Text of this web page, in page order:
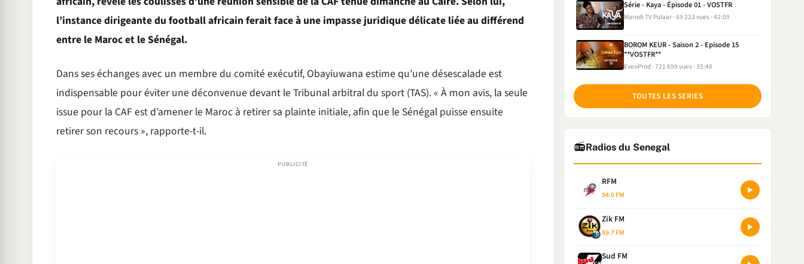
l’instance dirigeante du football africain ferait face à une impasse juridique délicate liée au différend
entre le Maroc et le Sénégal.
Dans ses échanges avec un membre du comité exécutif, Obayiuwana estime qu’une désescalade est
indispensable pour éviter une déconvenue devant le Tribunal arbitral du sport (TAS). « À mon avis, la seule
issue pour la CAF est d’amener le Maroc à retirer sa plainte initiale, afin que le Sénégal puisse ensuite
retirer son recours », rapporte-t-il.
Série - Kaya - Épisode 01 - VOSTFR
Marodi TV Pulaar 69 223 vues 42:09
BOROM KEUR - Saison 2 - Episode 15
**VOSTFR**
EvenProd 721 699 vues 35:48
TOUTES LES SERIES
📻Radios du Senegal
RFM
94.0 FM
Zik FM
89.7 FM
Sud FM